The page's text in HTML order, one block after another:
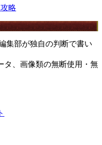
略
集部が独自の判断で書い
、画像類の無断使用・無